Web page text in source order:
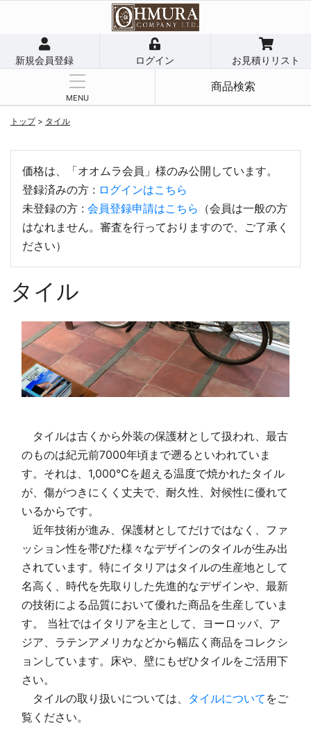
新規会員登録 ログイン お見積りリスト
MENU
商品検索
トップ> タイル
価格は、「オオムラ会員」様のみ公開しています。
登録済みの方 : ログインはこちら
未登録の方 : 会員登録申請はこちら （会員は一般の方
はなれません。審査を行っておりますので、ご了承く
ださい）
タイル
タイルは古くから外装の保護材として扱われ、最古
のものは紀元前7000年頃まで遡るといわれていま
す。それは、1,000℃を超える温度で焼かれたタイル
が、傷がつきにくく丈夫で、耐久性、対候性に優れて
いるからです。
近年技術が進み、保護材としてだけではなく、ファ
ッション性を帯びた様々なデザインのタイルが生み出
されています。特にイタリアはタイルの生産地として
名高く、時代を先取りした先進的なデザインや、最新
の技術による品質において優れた商品を生産していま
す。 当社ではイタリアを主として、ヨーロッパ、ア
ジア、ラテンアメリカなどから幅広く商品をコレクシ
ョンしています。床や、壁にもぜひタイルをご活用下
さい。
タイルの取り扱いについては、 タイルについて をご
覧ください。